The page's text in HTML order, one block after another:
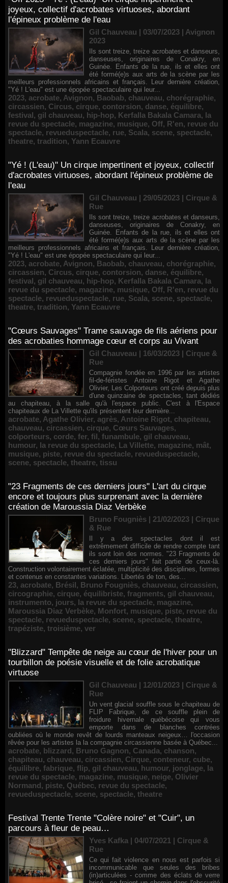
joyeux, collectif d'acrobates virtuoses, abordant
l'épineux problème de l'eau
Gil Chauveau | 03/07/2023 | Avignon
2023
Ils sont treize, treize acrobates et danseurs,
danseuses, originaires de Conakry, en
Guinée. Enfants de la rue, ils et elles ont
été formé(e)s aux arts de la scène par les
meilleurs professionnels africains et français. Leur dernière création,
"Yé ! L'eau" est une épopée spectaculaire qui leur...
2023, acrobate, Avignon, Baobab, chauveau, chorégraphie,
circassien, Circus, cirque, contorsion, danse, équilibre,
festival, gil chauveau, hip-hop, Kerfalla Bakala Camara, la
revue du spectacle, magazine, musique, Off, R'en, revue du
spectacle, revueduspectacle, rue, Scala, scene, spectacle,
theatre, tradition, Yann Ecauvre
"Yé ! (L'eau)" Un cirque impertinent et joyeux, collectif
d'acrobates virtuoses, abordant l'épineux problème de
l'eau
Gil Chauveau | 29/05/2023 | Cirque &
Rue
Ils sont treize, treize acrobates et danseurs,
danseuses, originaires de Conakry, en
Guinée. Enfants de la rue, ils et elles ont
été formé(e)s aux arts de la scène par les
meilleurs professionnels africains et français. Leur dernière création,
"Yé ! L'eau" est une épopée spectaculaire qui leur...
2023, acrobate, Avignon, Baobab, chauveau, chorégraphie,
circassien, Circus, cirque, contorsion, danse, équilibre,
festival, gil chauveau, hip-hop, Kerfalla Bakala Camara, la
revue du spectacle, magazine, musique, Off, R'en, revue du
spectacle, revueduspectacle, rue, Scala, scene, spectacle,
theatre, tradition, Yann Ecauvre
"Cœurs Sauvages" Trame sauvage de fils aériens pour
des acrobaties hommage cœur et corps au Vivant
Gil Chauveau | 16/03/2023 | Cirque &
Rue
Compagnie fondée en 1996 par les artistes
fil-de-féristes Antoine Rigot et Agathe
Olivier, Les Colporteurs ont créé depuis plus
d'une quinzaine de spectacles, tant dédiés
au chapiteau, à la salle qu'à l'espace public. C'est à l'Espace
chapiteaux de La Villette qu'ils présentent leur dernière...
acrobate, Agathe Olivier, agrès, Antoine Rigot, chapiteau,
chauveau, circassien, cirque, Cœurs Sauvages,
colporteurs, corde, fer, fil, funambule, gil chauveau,
humour, la revue du spectacle, La Villette, magazine, mât,
musique, piste, revue du spectacle, revueduspectacle,
scene, spectacle, theatre, tissu
"23 Fragments de ces derniers jours" L'art du cirque
encore et toujours plus surprenant avec la dernière
création de Maroussia Diaz Verbèke
Bruno Fougniès | 21/02/2023 | Cirque
& Rue
Il y a des spectacles dont il est
extrêmement difficile de rendre compte tant
ils sont loin des normes. "23 Fragments de
ces derniers jours" fait partie de ceux-là.
Construction volontairement éclatée, multiplicité des disciplines, formes
et contenus en constantes variations. Libertés de ton, des...
23, acrobate, Brésil, Bruno Fougniès, chauveau, circassien,
circographie, cirque, équilibriste, fragments, gil chauveau,
instrumento, jours, la revue du spectacle, magazine,
Maroussia Diaz Verbèke, Monfort, musique, piste, revue du
spectacle, revueduspectacle, scene, spectacle, theatre,
trapéziste, troisième, ver
"Blizzard" Tempête de neige au cœur de l'hiver pour un
tourbillon de poésie visuelle et de folie acrobatique
virtuose
Gil Chauveau | 12/01/2023 | Cirque &
Rue
Un vent glacial souffle sous le chapiteau de
FLIP Fabrique, de ce souffle plein de
froidure hivernale québécoise qui vous
emporte dans de blanches contrées
oubliées où le monde revêt de lourds manteaux neigeux… l'occasion
rêvée pour les artistes la la compagnie circassienne basée à Québec...
acrobate, blizzard, Bruno Gagnon, Canada, chanson,
chapiteau, chauveau, circassien, Cirque, conteneur, cube,
équilibre, fabrique, flip, gil chauveau, humour, jonglage, la
revue du spectacle, magazine, musique, neige, Olivier
Normand, piste, Québec, revue du spectacle,
revueduspectacle, scene, spectacle, theatre
Festival Trente Trente "Colère noire" et "Cuir", un
parcours à fleur de peau…
Yves Kafka | 04/07/2021 | Cirque &
Rue
Ce qui fait violence en nous est parfois si
incommunicable que seules des bribes
(in)articulées - comme des éclats de verre